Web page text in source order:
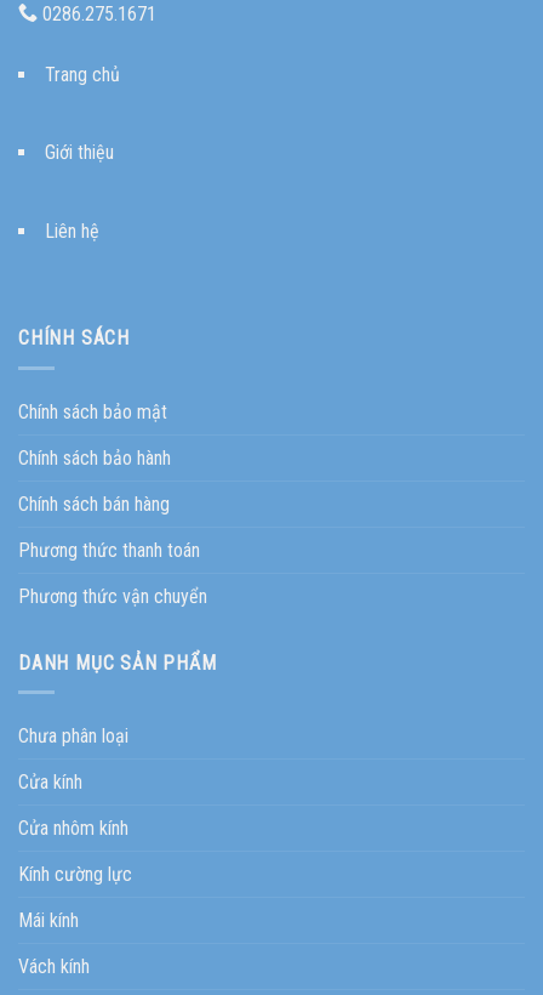
0286.275.1671
Trang chủ
Giới thiệu
Liên hệ
CHÍNH SÁCH
Chính sách bảo mật
Chính sách bảo hành
Chính sách bán hàng
Phương thức thanh toán
Phương thức vận chuyển
DANH MỤC SẢN PHẨM
Chưa phân loại
Cửa kính
Cửa nhôm kính
Kính cường lực
Mái kính
Vách kính